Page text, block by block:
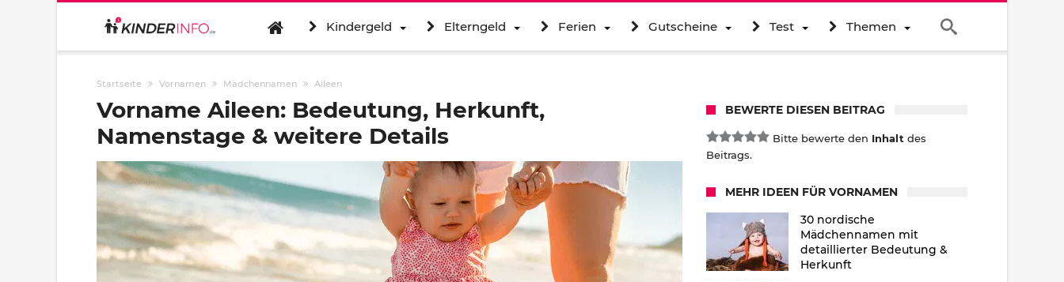
Kindergeld Elterngeld Ferien Gutscheine Test Themen
Startseite Vornamen Mädchennamen Aileen
Vorname Aileen: Bedeutung, Herkunft,
Namenstage & weitere Details
BEWERTE DIESEN BEITRAG
Bitte bewerte den Inhalt des
Beitrags.
MEHR IDEEN FÜR VORNAMEN
30 nordische
Mädchennamen mit
detaillierter Bedeutung &
Herkunft